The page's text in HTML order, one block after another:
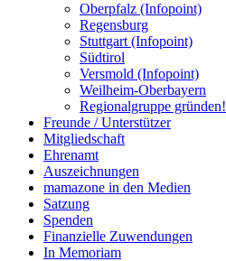
Oberpfalz (Infopoint)
Regensburg
Stuttgart (Infopoint)
Südtirol
Versmold (Infopoint)
Weilheim-Oberbayern
Regionalgruppe gründen!
Freunde / Unterstützer
Mitgliedschaft
Ehrenamt
Auszeichnungen
mamazone in den Medien
Satzung
Spenden
Finanzielle Zuwendungen
In Memoriam